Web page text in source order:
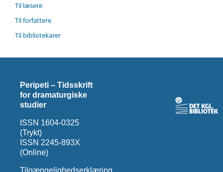
Til læsere
Til forfattere
Til bibliotekarer
Peripeti ‒ Tidsskrift
for dramaturgiske
studier
ISSN 1604-0325
(Trykt)
ISSN 2245-893X
(Online)
Tilgængelighedserklæring